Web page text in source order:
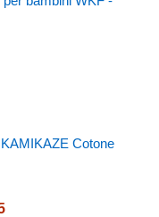
EURO 260,90
Cotone
Fascia